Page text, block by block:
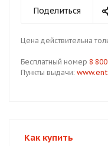
Поделиться
Цена действительна
Бесплатный номер 8
Пункты выдачи:
Как купить